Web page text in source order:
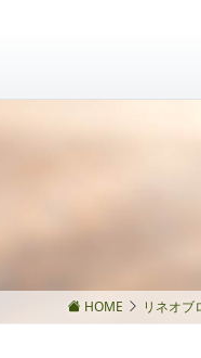
HOME リネオブ